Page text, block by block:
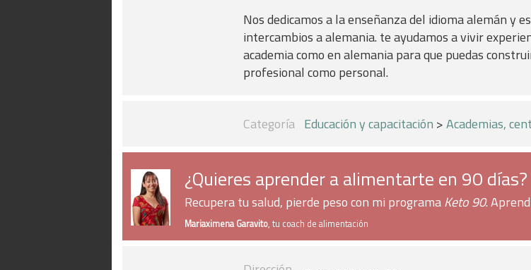
Nos dedicamos a la enseñanza del idioma alemán y
intercambios a alemania. te ayudamos a vivir
academia como en alemania para que puedas
profesional como personal.
Categoría Educación y capacitación >Academias,
¿Quieres aprender a alimentarte en 90 días?
Recupera tu salud, pierde peso con mi programaKeto 90.
Mariaximena Garavito, tu coach de alimentación